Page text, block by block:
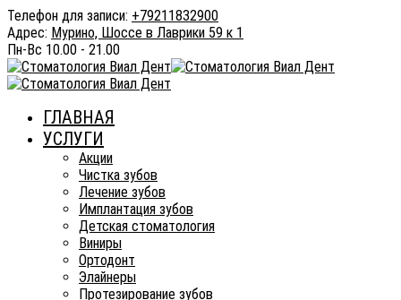
Телефон для записи: +79211832900
Адрес: Мурино, Шоссе в Лаврики 59 к 1
Пн-Вс 10.00 - 21.00
ГЛАВНАЯ
УСЛУГИ
Акции
Чистка зубов
Лечение зубов
Имплантация зубов
Детская стоматология
Виниры
Ортодонт
Элайнеры
Протезирование зубов